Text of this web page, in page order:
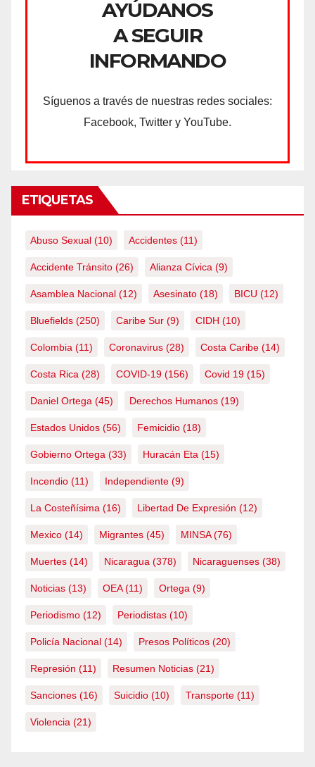
AYÚDANOS
A SEGUIR
INFORMANDO
Síguenos a través de nuestras redes sociales:
Facebook, Twitter y YouTube.
ETIQUETAS
Abuso Sexual (10) Accidentes (11)
Accidente Tránsito (26) Alianza Cívica (9)
Asamblea Nacional (12) Asesinato (18) BICU (12)
Bluefields (250) Caribe Sur (9) CIDH (10)
Colombia (11) Coronavirus (28) Costa Caribe (14)
Costa Rica (28) COVID-19 (156) Covid 19 (15)
Daniel Ortega (45) Derechos Humanos (19)
Estados Unidos (56) Femicidio (18)
Gobierno Ortega (33) Huracán Eta (15)
Incendio (11) Independiente (9)
La Costeñísima (16) Libertad De Expresión (12)
Mexico (14) Migrantes (45) MINSA(76)
Muertes (14) Nicaragua (378) Nicaraguenses (38)
Noticias (13) OEA(11) Ortega (9)
Periodismo (12) Periodistas (10)
Policía Nacional (14) Presos Políticos (20)
Represión (11) Resumen Noticias (21)
Sanciones (16) Suicidio (10) Transporte (11)
Violencia (21)